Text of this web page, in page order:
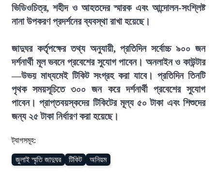
ভিডিওচিত্র, শহীদ ও আহতদের স্মারক এবং আন্দোলন-সংশ্লিষ্ট
নানা উপকরণ প্রদর্শনের ব্যবস্থা রাখা হয়েছে।
জাদুঘর কর্তৃপক্ষের তথ্য অনুযায়ী, প্রতিদিন সর্বোচ্চ ৯০০ জন
দর্শনার্থী মূল ভবনে প্রবেশের সুযোগ পাবেন। অনলাইন ও কাউন্টার
—উভয় মাধ্যমেই টিকিট সংগ্রহ করা যাবে। প্রতিদিন তিনটি
পৃথক সময়সূচিতে ৩০০ জন করে দর্শনার্থী প্রবেশের সুযোগ
পাবেন। প্রাপ্তবয়স্কদের টিকিটের মূল্য ৫০ টাকা এবং শিশুদের
জন্য ২৫ টাকা নির্ধারণ করা হয়েছে।
ট্যাগসমূহ:
জুলাই স্মৃতি জাদুঘর টিকিট অনিয়ম